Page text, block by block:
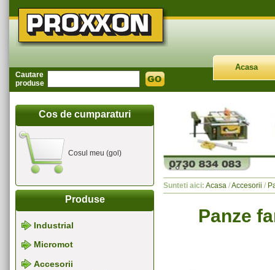
Cautare
produse
Acasa
Cos de cumparaturi
Cosul meu (gol)
Produse
Industrial
Micromot
Accesorii
Sunteti aici: Acasa /Accesorii /
Panze